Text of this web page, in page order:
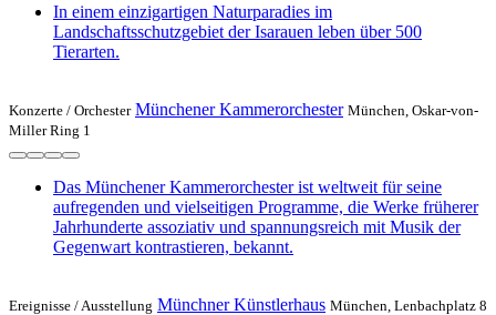
In einem einzigartigen Naturparadies im
Landschaftsschutzgebiet der Isarauen leben über 500
Tierarten.
Konzerte / Orchester Münchener Kammerorchester München, Oskar-von-
Miller Ring 1
Das Münchener Kammerorchester ist weltweit für seine
aufregenden und vielseitigen Programme, die Werke früherer
Jahrhunderte assoziativ und spannungsreich mit Musik der
Gegenwart kontrastieren, bekannt.
Ereignisse / Ausstellung Münchner Künstlerhaus München, Lenbachplatz 8